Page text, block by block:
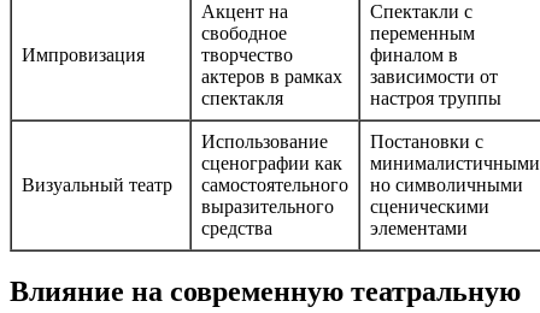
Импровизация
Акцент на
свободное
творчество
актеров в рамках
спектакля
Спектакли с
переменным
финалом в
зависимости от
настроя труппы
Визуальный театр
Использование
сценографии как
самостоятельного
выразительного
средства
Постановки с
но символичными
сценическими
элементами
Влияние на современную театральную